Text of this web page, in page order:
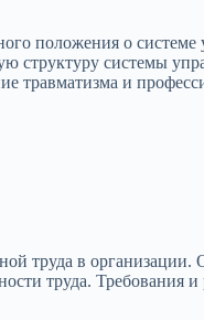
положения о системе
структуру системы
травматизма и
труда в
труда. Требования